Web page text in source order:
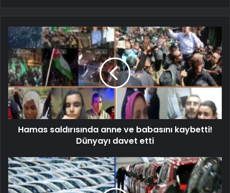
Hamas saldırısında anne ve babasını kaybetti!
Dünyayı davet etti